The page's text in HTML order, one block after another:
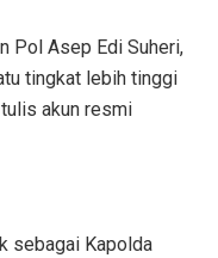
Pol Asep Edi Suheri,
tingkat lebih tinggi
akun resmi
sebagai Kapolda